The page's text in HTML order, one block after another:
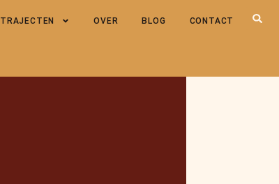
TRAJECTEN OVER BLOG CONTACT